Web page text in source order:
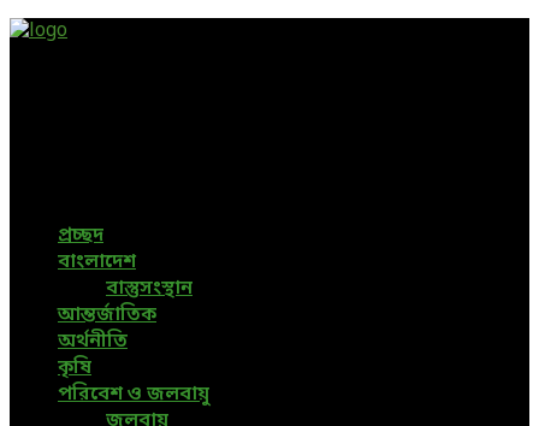
প্রচ্ছদ
বাংলাদেশ
বাস্তুসংস্থান
আন্তর্জাতিক
অর্থনীতি
কৃষি
পরিবেশ ও জলবায়ু